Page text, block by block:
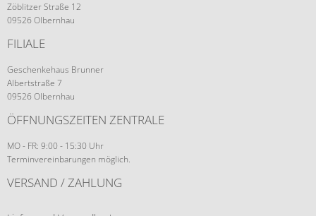
Zöblitzer Straße 12
09526 Olbernhau
FILIALE
Geschenkehaus Brunner
Albertstraße 7
09526 Olbernhau
ÖFFNUNGSZEITEN ZENTRALE
MO - FR: 9:00 - 15:30 Uhr
Terminvereinbarungen möglich.
VERSAND / ZAHLUNG